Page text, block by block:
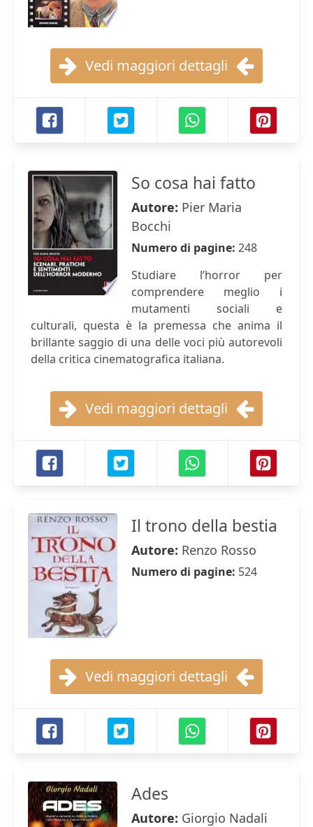
Vedi maggiori dettagli
So cosa hai fatto
Autore: Pier Maria
Bocchi
Numero di pagine: 248
Studiare l’horror per
comprendere meglio i
mutamenti sociali e
culturali, questa è la premessa che anima il
brillante saggio di una delle voci più autorevoli
della critica cinematografica italiana.
Vedi maggiori dettagli
Il trono della bestia
Autore: Renzo Rosso
Numero di pagine: 524
Vedi maggiori dettagli
Ades
Autore: Giorgio Nadali